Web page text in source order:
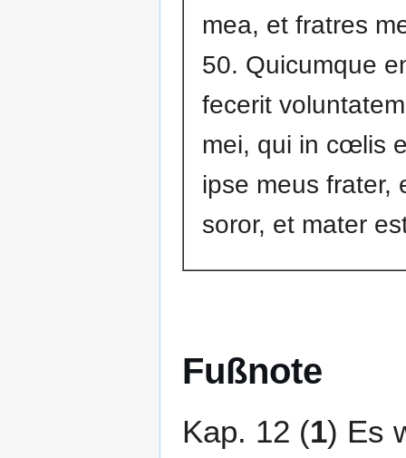
mea, et fratres
50. Quicumque
fecerit
mei, qui in cœlis
ipse meus frater,
soror, et mater
Fußnote
Kap. 12 (1) Es